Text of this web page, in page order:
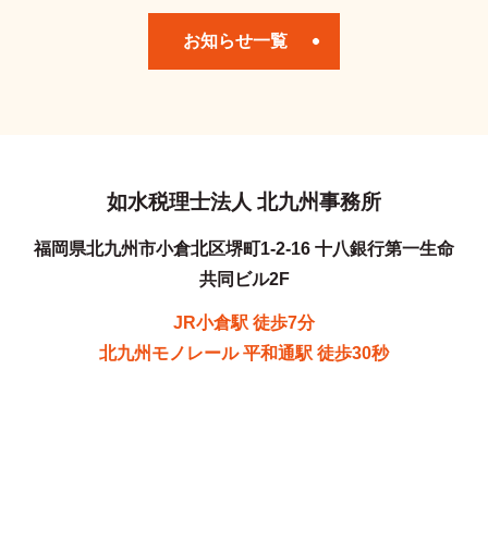
お知らせ一覧
如水税理士法人 北九州事務所
福岡県北九州市小倉北区堺町1-2-16 十八銀行第一生命
共同ビル2F
JR小倉駅 徒歩7分
北九州モノレール 平和通駅 徒歩30秒